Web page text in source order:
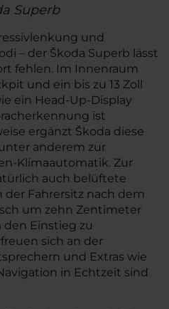
Superb
und
– der Škoda Superb lässt
fehlen. Im Innenraum
und ein bis zu 13 Zoll
ein Head-Up-Display
ist
ergänzt Škoda diese
anderem zur
Klimaautomatik. Zur
auch belüftete
der Fahrersitz nach dem
um zehn Zentimeter
Einstieg zu
sich an der
und Extras wie
in Echtzeit sind